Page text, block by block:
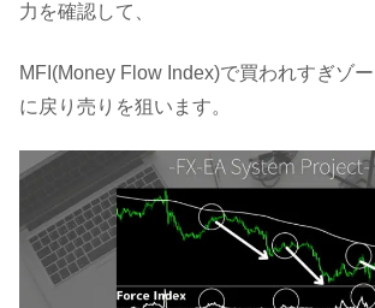
力を確認して、
MFI(Money Flow Index)で買われすぎゾ
に戻り売りを狙います。